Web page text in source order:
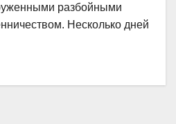
разбойными
Несколько дней